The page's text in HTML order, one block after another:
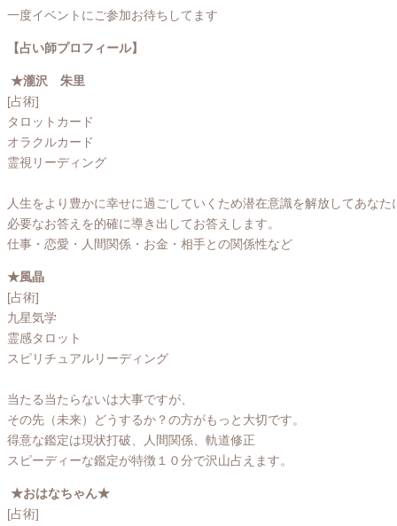
一度イベントにご参加お待ちしてます
【占い師プロフィール】
★瀧沢 朱里
[占術]
タロットカード
オラクルカード
霊視リーディング
人生をより豊かに幸せに過ごしていくため潜在意識を解放してあなた
必要なお答えを的確に導き出してお答えします。
仕事・恋愛・人間関係・お金・相手との関係性など
★風晶
[占術]
九星気学
霊感タロット
スピリチュアルリーディング
当たる当たらないは大事ですが、
その先（未来）どうするか？の方がもっと大切です。
得意な鑑定は現状打破、人間関係、軌道修正
スピーディーな鑑定が特徴１０分で沢山占えます。
★おはなちゃん★
[占術]